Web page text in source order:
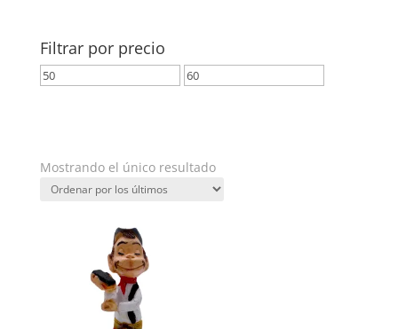
Filtrar por precio
Precio
Precio
Mostrando el único resultado